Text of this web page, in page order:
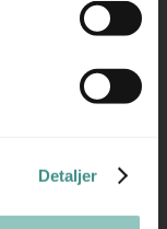
Detaljer